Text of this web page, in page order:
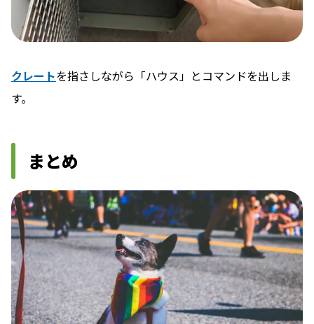
クレートを指さしながら「ハウス」とコマンドを出しま
す。
まとめ